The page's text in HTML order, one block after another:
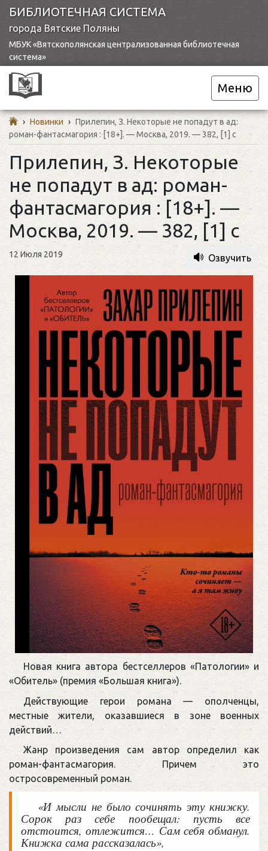
БИБЛИОТЕЧНАЯ СИСТЕМА
города Вятские Поляны
МБУК «Вятскополянская централизованная библиотечная
система»
Меню
› Новинки › Прилепин, З. Некоторые не попадут в ад:
роман-фантасмагория : [18+]. — Москва, 2019. — 382, [1] с
Прилепин, З. Некоторые
не попадут в ад: роман-
фантасмагория : [18+]. —
Москва, 2019. — 382, [1] с
12 Июля 2019 Озвучить
Новая книга автора бестселлеров «Патологии» и
«Обитель» (премия «Большая книга»).
Действующие герои романа — ополченцы,
местные жители, оказавшиеся в зоне военных
действий…
Жанр произведения сам автор определил как
роман-фантасмагория. Причем это
остросовременный роман.
«И мысли не было сочинять эту книжку.
Сорок раз себе пообещал: пусть все
отстоится, отлежится… Сам себя обманул.
Книжка сама рассказалась»,